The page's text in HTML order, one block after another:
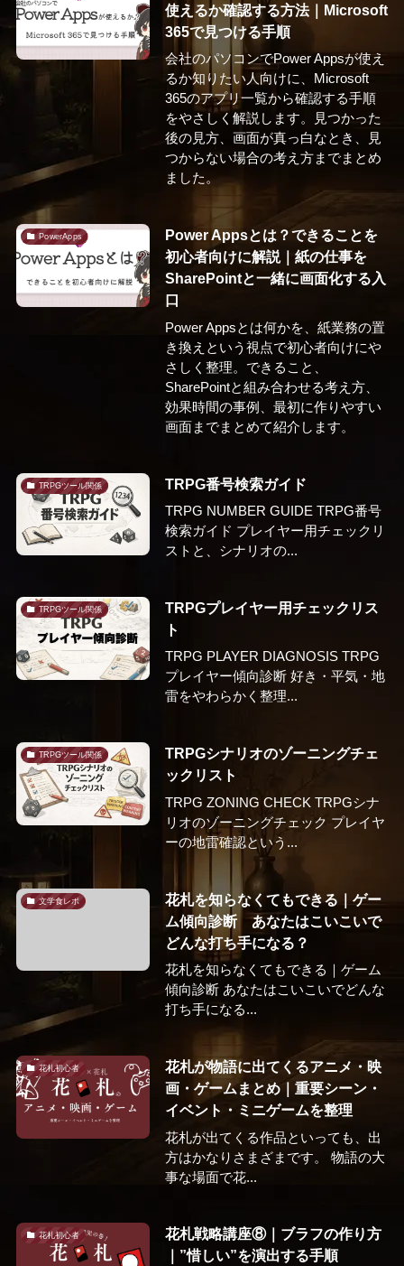
使えるか確認する方法｜Microsoft
365で見つける手順
会社のパソコンでPower Appsが使え
るか知りたい人向けに、Microsoft
365のアプリ一覧から確認する手順
をやさしく解説します。見つかった
後の見方、画面が真っ白なとき、見
つからない場合の考え方までまとめ
ました。
PowerApps
Power Appsとは？できることを
初心者向けに解説｜紙の仕事を
SharePointと一緒に画面化する入
口
Power Appsとは何かを、紙業務の置
き換えという視点で初心者向けにや
さしく整理。できること、
SharePointと組み合わせる考え方、
効果時間の事例、最初に作りやすい
画面までまとめて紹介します。
TRPGツール関係 TRPG番号検索ガイド
TRPG NUMBER GUIDE TRPG番号
検索ガイド プレイヤー用チェックリ
ストと、シナリオの...
TRPGツール関係
TRPGプレイヤー用チェックリス
ト
TRPG PLAYER DIAGNOSIS TRPG
プレイヤー傾向診断 好き・平気・地
雷をやわらかく整理...
TRPGツール関係
TRPGシナリオのゾーニングチェ
ックリスト
TRPG ZONING CHECK TRPGシナ
リオのゾーニングチェック プレイヤ
ーの地雷確認という...
文学食レポ
花札を知らなくてもできる｜ゲー
ム傾向診断 あなたはこいこいで
どんな打ち手になる？
花札を知らなくてもできる｜ゲーム
傾向診断 あなたはこいこいでどんな
打ち手になる...
花札初心者
花札が物語に出てくるアニメ・映
画・ゲームまとめ｜重要シーン・
イベント・ミニゲームを整理
花札が出てくる作品といっても、出
方はかなりさまざまです。 物語の大
事な場面で花...
花札初心者
花札戦略講座⑧｜ブラフの作り方
｜”惜しい”を演出する手順